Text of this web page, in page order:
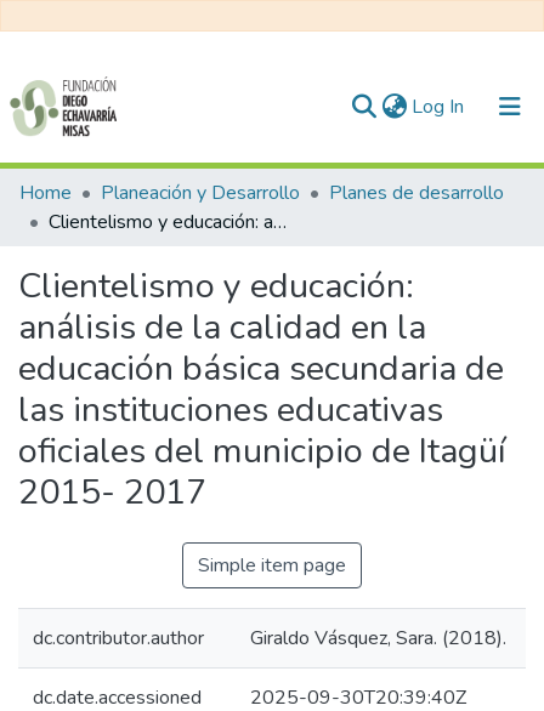
Log In (current)
Communities & Collections
All of DSpace
Statistics
Home Planeación y Desarrollo
Planes de desarrollo
Clientelismo y educación: análisis de la calidad en la educación básica secundaria de las instituciones educativas oficiales del municipio de Itagüí 2015- 2017
Clientelismo y educación:
análisis de la calidad en la
educación básica secundaria de
las instituciones educativas
oficiales del municipio de Itagüí
2015- 2017
Simple item page
dc.contributor.author Giraldo Vásquez, Sara. (2018).
dc.date.accessioned 2025-09-30T20:39:40Z